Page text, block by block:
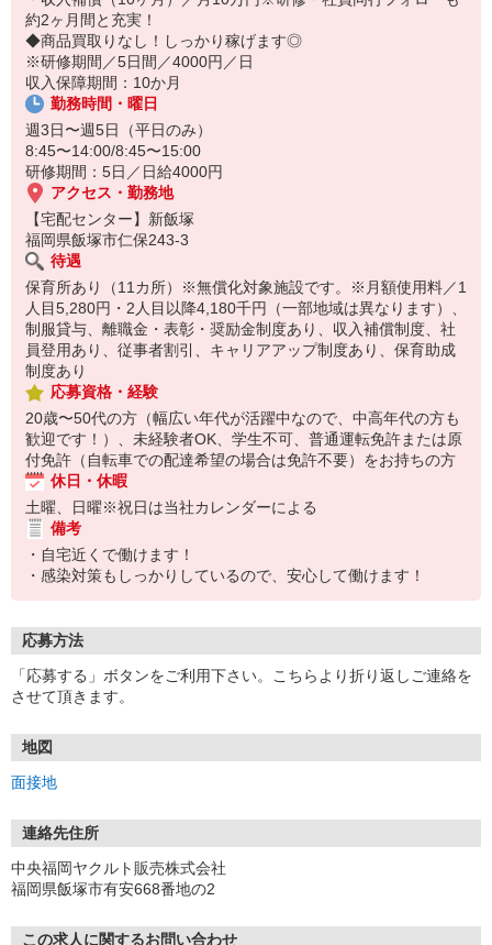
☆ココがPoint☆
・職場の近くに保育所（保育園、幼稚園、託児所）があるから、送
り迎えの時間の心配がいりません！
・保育料補助制度があります！
・家事・夕食の支度なども余裕をもってできます！
約2ヶ月間と充実！
◆商品買取りなし！しっかり稼げます◎
※研修期間／5日間／4000円／日
収入保障期間：10か月
勤務時間・曜日
週3日〜週5日（平日のみ）
8:45〜14:00/8:45〜15:00
研修期間：5日／日給4000円
アクセス・勤務地
【宅配センター】新飯塚
福岡県飯塚市仁保243-3
待遇
保育所あり（11カ所）※無償化対象施設です。※月額使用料／1
人目5,280円・2人目以降4,180千円（一部地域は異なります）、
制服貸与、離職金・表彰・奨励金制度あり、収入補償制度、社
員登用あり、従事者割引、キャリアアップ制度あり、保育助成
制度あり
応募資格・経験
20歳〜50代の方（幅広い年代が活躍中なので、中高年代の方も
歓迎です！）、未経験者OK、学生不可、普通運転免許または原
付免許（自転車での配達希望の場合は免許不要）をお持ちの方
休日・休暇
土曜、日曜※祝日は当社カレンダーによる
備考
・自宅近くで働けます！
・感染対策もしっかりしているので、安心して働けます！
応募方法
「応募する」ボタンをご利用下さい。こちらより折り返しご連絡を
させて頂きます。
地図
面接地
連絡先住所
中央福岡ヤクルト販売株式会社
福岡県飯塚市有安668番地の2
この求人に関するお問い合わせ